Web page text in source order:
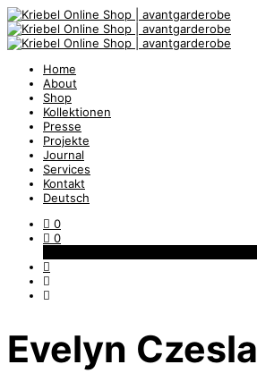
Home
About
Shop
Kollektionen
Presse
Projekte
Journal
Services
Kontakt
Deutsch
0
0
Evelyn Czesla